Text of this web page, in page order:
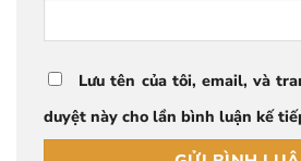
Lưu tên của tôi, email, và
duyệt này cho lần bình luận kế